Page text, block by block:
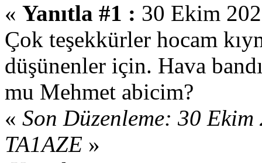
« Yanıtla #1 : 30 Ekim
Çok teşekkürler hocam
düşünenler için. Hava
mu Mehmet abicim?
« Son Düzenleme: 30
TA1AZE »